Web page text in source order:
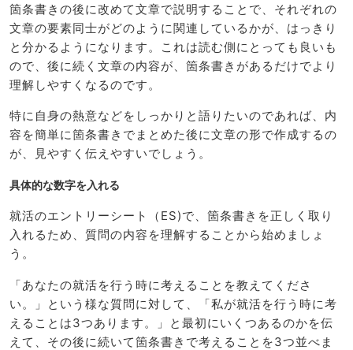
箇条書きの後に改めて文章で説明することで、それぞれの
文章の要素同士がどのように関連しているかが、はっきり
と分かるようになります。これは読む側にとっても良いも
ので、後に続く文章の内容が、箇条書きがあるだけでより
理解しやすくなるのです。
特に自身の熱意などをしっかりと語りたいのであれば、内
容を簡単に箇条書きでまとめた後に文章の形で作成するの
が、見やすく伝えやすいでしょう。
具体的な数字を入れる
就活のエントリーシート（ES)で、箇条書きを正しく取り
入れるため、質問の内容を理解することから始めましょ
う。
「あなたの就活を行う時に考えることを教えてくださ
い。」という様な質問に対して、「私が就活を行う時に考
えることは3つあります。」と最初にいくつあるのかを伝
えて、その後に続いて箇条書きで考えることを3つ並べま